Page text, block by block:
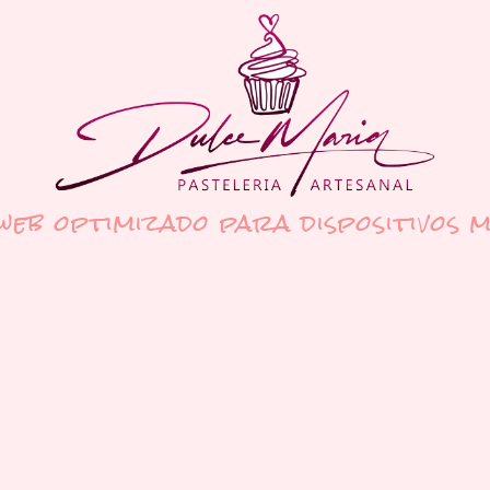
optimizado para dispositivos